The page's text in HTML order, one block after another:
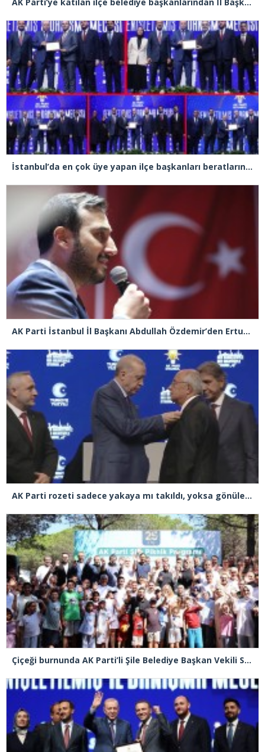
İstanbul’da en çok üye yapan ilçe başkanları beratlarını Cumhurbaşkanı Erdoğan’ın elinden aldı
AK Parti İstanbul İl Başkanı Abdullah Özdemir’den Ertuğrul Özkök’e “Franco” tepkisi
AK Parti rozeti sadece yakaya mı takıldı, yoksa gönüle takılmadı mı?
Çiçeği burnunda AK Parti’li Şile Belediye Başkan Vekili Sacit Terzi, teşkilatlarla piknikte buluştu